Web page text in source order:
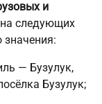
и
на следующих
значения:
— Бузулук,
Бузулук;